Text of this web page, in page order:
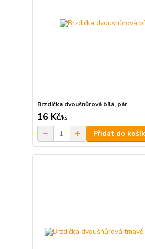
Brzdička dvoušnůrová bílá, pár
16 Kč/ks
Přidat do